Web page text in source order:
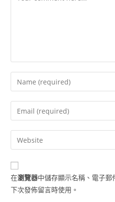
Enter
your
name
comment
Enter
your
email
address
comment
Enter
your
website
URL
(optional)
在瀏覽器中儲存顯示名稱、電子
下次發佈留言時使用。